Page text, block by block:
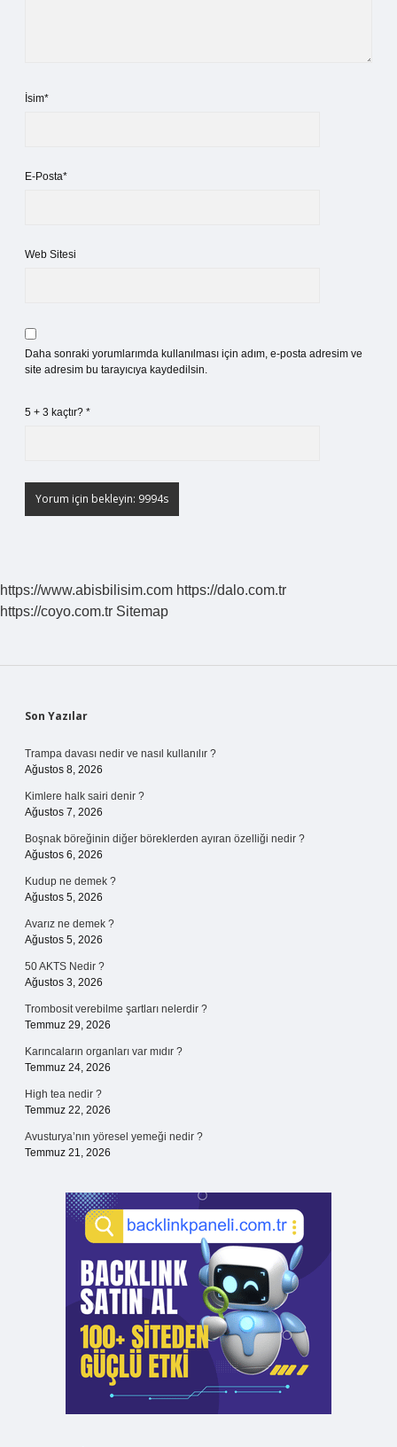
İsim*
E-Posta*
Web Sitesi
Daha sonraki yorumlarımda kullanılması için adım, e-posta adresim ve
site adresim bu tarayıcıya kaydedilsin.
5 + 3 kaçtır? *
https://www.abisbilisim.com https://dalo.com.tr
https://coyo.com.tr Sitemap
Sidebar
Son Yazılar
Trampa davası nedir ve nasıl kullanılır ?
Ağustos 8, 2026
Kimlere halk sairi denir ?
Ağustos 7, 2026
Boşnak böreğinin diğer böreklerden ayıran özelliği nedir ?
Ağustos 6, 2026
Kudup ne demek ?
Ağustos 5, 2026
Avarız ne demek ?
Ağustos 5, 2026
50 AKTS Nedir ?
Ağustos 3, 2026
Trombosit verebilme şartları nelerdir ?
Temmuz 29, 2026
Karıncaların organları var mıdır ?
Temmuz 24, 2026
High tea nedir ?
Temmuz 22, 2026
Avusturya’nın yöresel yemeği nedir ?
Temmuz 21, 2026